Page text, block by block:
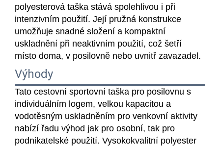
polyesterová taška stává spolehlivou i při
intenzivním použití. Její pružná konstrukce
umožňuje snadné složení a kompaktní
uskladnění při neaktivním použití, což šetří
místo doma, v posilovně nebo uvnitř zavazadel.
Výhody
Tato cestovní sportovní taška pro posilovnu s
individuálním logem, velkou kapacitou a
vodotěsným uskladněním pro venkovní aktivity
nabízí řadu výhod jak pro osobní, tak pro
podnikatelské použití. Vysokokvalitní polyester